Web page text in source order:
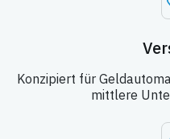
Konzipiert für
mittlere